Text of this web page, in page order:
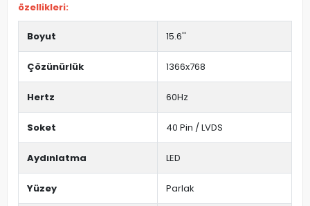
özellikleri:
Boyut 15.6''
Çözünürlük 1366x768
Hertz 60Hz
Soket 40 Pin / LVDS
Aydınlatma LED
Yüzey Parlak